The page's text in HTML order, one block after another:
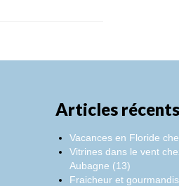
Articles récents
Vacances en Floride
Vitrines dans le vent
Aubagne (13)
Fraicheur et